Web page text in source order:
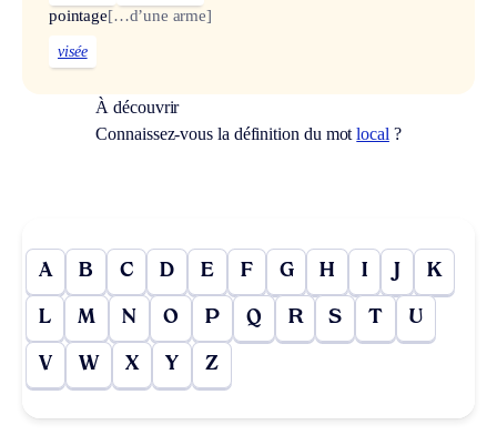
pointage[…d’une arme]
visée
À découvrir
Connaissez-vous la définition du motlocal ?
A B C D E F G H I J K
L M N O P Q R S T U
V W X Y Z